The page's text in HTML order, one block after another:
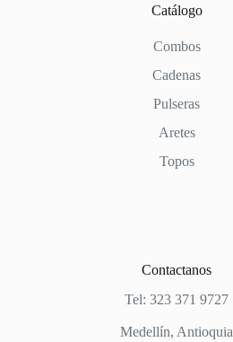
Catálogo
Combos
Cadenas
Pulseras
Aretes
Topos
Contactanos
Tel: 323 371 9727
Medellín, Antioquia